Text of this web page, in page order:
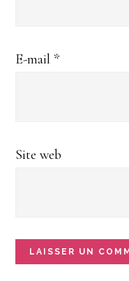
E-mail *
Site web